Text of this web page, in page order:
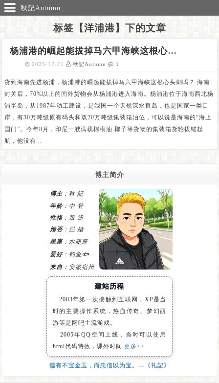
秋記Autumn
标签【洋浦港】下的文章
杨浦港的崛起能拔掉马六甲海峡这根心头刺吗？
2025-12-21 秋記Autumn 1
货到海南先进杨浦，杨浦港的崛起能拔掉马六甲海峡这根心头刺吗？ 海南
封关后，70%以上的国外货物会从杨浦港进入海南。杨浦港位于海南西北杨
浦半岛，从1987年动工建设，是我国一个天然深水良岛，也是国家一类口
岸，有30万吨级原有码头和双20万吨级集装箱泊位，可以说是海南的“海上
国门”。今年8月，印尼一艘满载棕榈油 椰子等货物的集装箱货轮拔锚起
航，他没有...
博主简介
博主：秋 記
年龄：中 登
性格 ：叛 逆
婚否：已 婚
星座：水瓶座
爱好：钓鱼🐟
来自 ：安徽宿州
建站历程
2003年第一次接触到互联网，XP是当
时的主要操作系统，热血传奇、梦幻西
游等是网吧主流游戏。
2005年QQ空间上线，当时可以使用
html代码特效，课外时间 更多>>
儒有不宝金玉，而忠信以为宝。—《礼記》